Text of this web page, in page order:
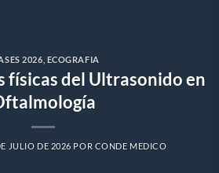
2026 ECOGRAFIA
físicas del Ultrasonido en
JULIO DE 2026 POR CONDE MEDICO